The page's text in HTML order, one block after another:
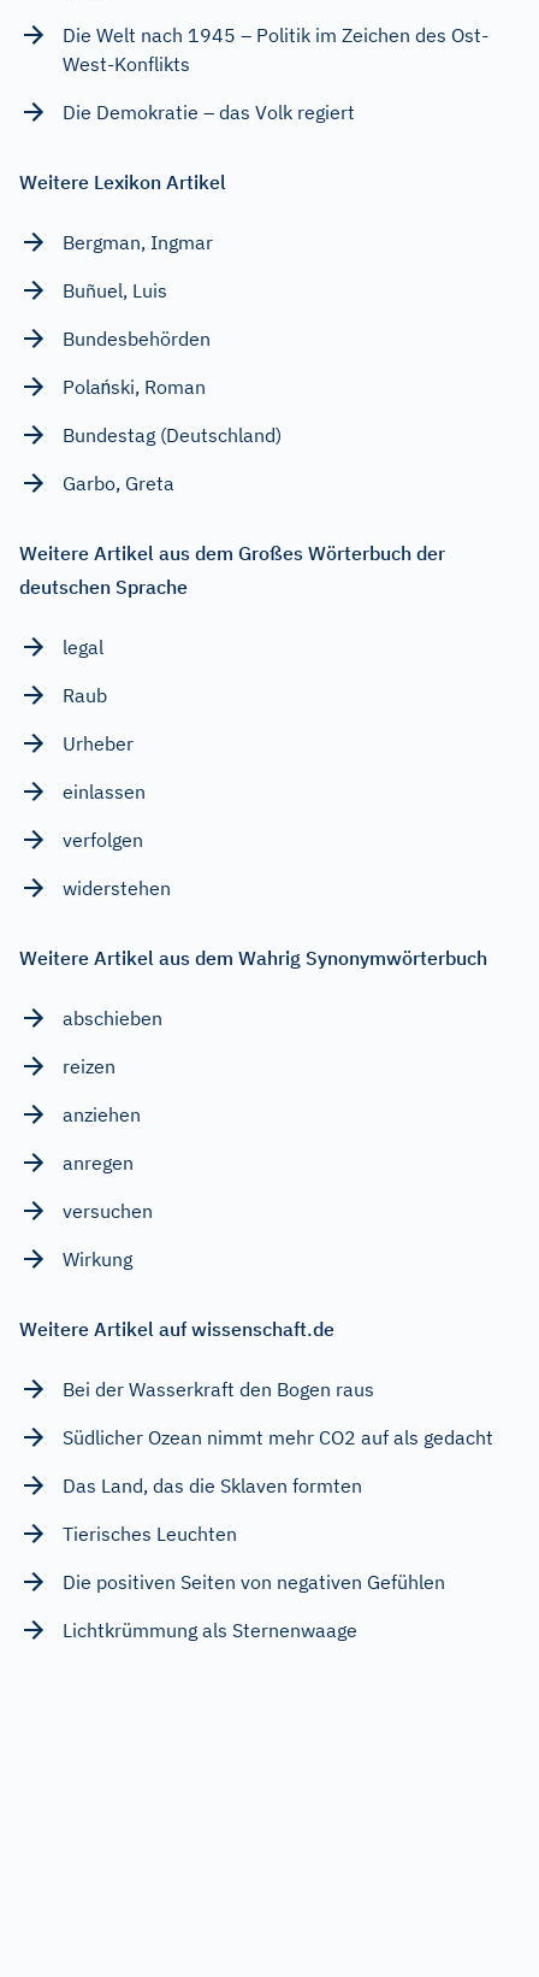
Die Welt nach 1945 – Politik im Zeichen des Ost-
West-Konflikts
Die Demokratie – das Volk regiert
Weitere Lexikon Artikel
Bergman, Ingmar
Buñuel, Luis
Bundesbehörden
Polański, Roman
Bundestag (Deutschland)
Garbo, Greta
Weitere Artikel aus dem Großes Wörterbuch der
deutschen Sprache
legal
Raub
Urheber
einlassen
verfolgen
widerstehen
Weitere Artikel aus dem Wahrig Synonymwörterbuch
abschieben
reizen
anziehen
anregen
versuchen
Wirkung
Weitere Artikel auf wissenschaft.de
Bei der Wasserkraft den Bogen raus
Südlicher Ozean nimmt mehr CO2 auf als gedacht
Das Land, das die Sklaven formten
Tierisches Leuchten
Die positiven Seiten von negativen Gefühlen
Lichtkrümmung als Sternenwaage